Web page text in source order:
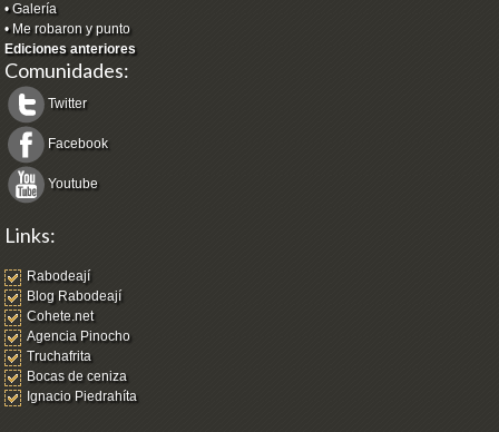
•Galería
• Me robaron y punto
Ediciones anteriores
Comunidades:
Twitter
Facebook
Youtube
Links:
Rabodeají
Blog Rabodeají
Cohete.net
Agencia Pinocho
Truchafrita
Bocas de ceniza
Ignacio Piedrahíta